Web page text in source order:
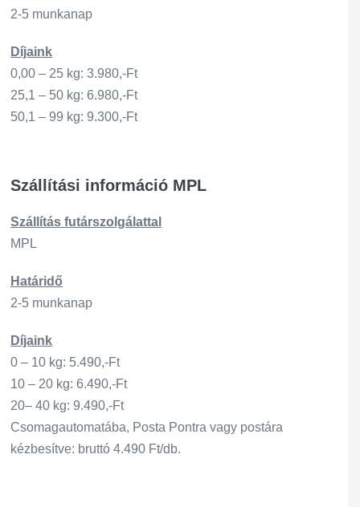
2-5 munkanap
Díjaink
0,00 – 25 kg: 3.980,-Ft
25,1 – 50 kg: 6.980,-Ft
50,1 – 99 kg: 9.300,-Ft
Szállítási információ MPL
Szállítás futárszo lgálattal
MPL
Határidő
2-5 munkanap
Díjaink
0 – 10 kg: 5.490,-Ft
10 – 20 kg: 6.490,-Ft
20– 40 kg: 9.490,-Ft
Csomagautomatába, Posta Pontra vagy postára
kézbesítve: bruttó 4.490 Ft/db.